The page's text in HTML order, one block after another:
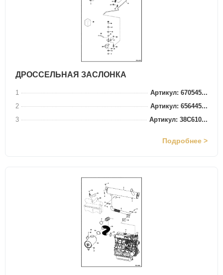
ДРОССЕЛЬНАЯ ЗАСЛОНКА
1
Артикул: 670545...
2
Артикул: 656445...
3
Артикул: 38C610...
Подробнее >